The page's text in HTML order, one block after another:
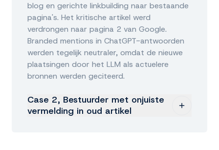
blog en gerichte linkbuilding naar bestaande
pagina's. Het kritische artikel werd
verdrongen naar pagina 2 van Google.
Branded mentions in ChatGPT-antwoorden
werden tegelijk neutraler, omdat de nieuwe
plaatsingen door het LLM als actuelere
bronnen werden geciteerd.
Case 2, Bestuurder met onjuiste
vermelding in oud artikel